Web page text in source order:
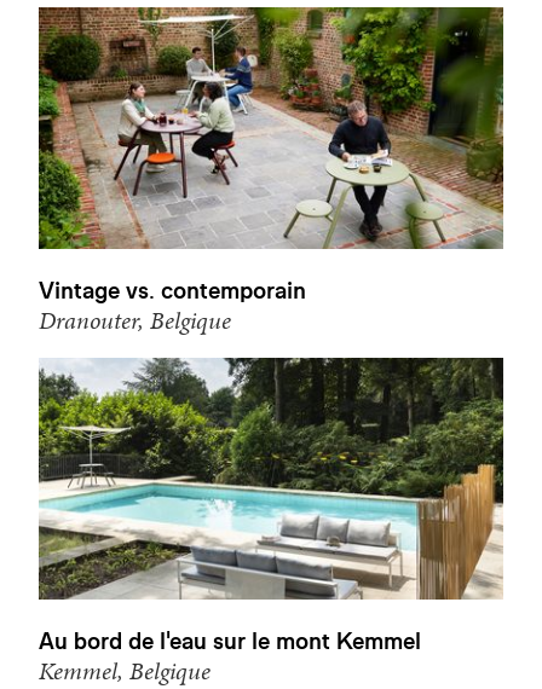
Vintage vs. contemporain
Dranouter, Belgique
Au bord de l'eau sur le mont Kemmel
Kemmel, Belgique